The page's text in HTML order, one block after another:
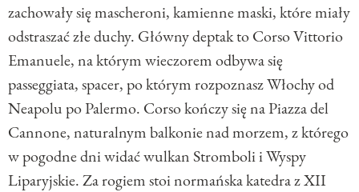
zachowały się mascheroni, kamienne maski, które miały
odstraszać złe duchy. Główny deptak to Corso Vittorio
Emanuele, na którym wieczorem odbywa się
passeggiata, spacer, po którym rozpoznasz Włochy od
Neapolu po Palermo. Corso kończy się na Piazza del
Cannone, naturalnym balkonie nad morzem, z którego
w pogodne dni widać wulkan Stromboli i Wyspy
Liparyjskie. Za rogiem stoi normańska katedra z XII